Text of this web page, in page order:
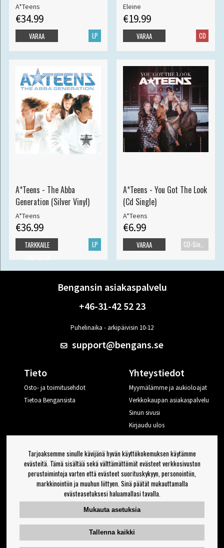
A*Teens
€34.99
LP
VARAA
Eleine
€19.99
CD
VARAA
A*Teens - The Abba
Generation (Silver Vinyl)
A*Teens
€36.99
LP
TARKKAILE
TUOTETTA
A*Teens - You Got The Look
(Cd Single)
A*Teens
€6.99
CD-Single
VARAA
Bengansin asiakaspalvelu
+46-31-42 52 23
Puhelinaika - arkipäivisin 10-12
support@bengans.se
Tieto
Osto- ja toimitusehdot
Tietoa Bengansista
Yhteystiedot
Myymälämme ja aukioloajat
Verkkokaupan asiakaspalvelu
Sinun sivusi
Kirjaudu ulos
Haluan vinkkejä Bengansilta
OK
Uutiskirjeen asetukset
Seuraa meitä
Tarjoaksemme sinulle kävijänä hyvän käyttökokemuksen käytämme
evästeitä. Tämä sisältää sekä välttämättömät evästeet verkkosivuston
perustoimintoja varten että evästeet suorituskykyyn, personointiin,
markkinointiin ja muuhun liittyen. Sinä päätät mukauttamalla
evästeasetuksesi haluamallasi tavalla.
Mukauta asetuksia
Tallenna kaikki